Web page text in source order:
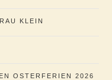
KLEIN
OSTERFERIEN 2026